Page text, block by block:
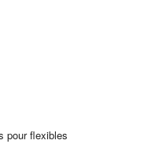
pour flexibles